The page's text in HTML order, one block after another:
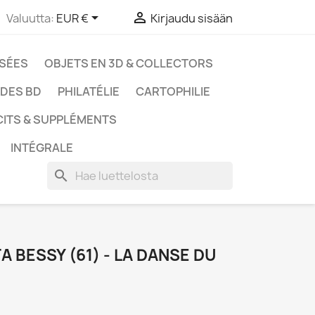
Valuutta: EUR €  Kirjaudu sisään
OBJETS EN 3D & COLLECTORS
BD PHILATÉLIE
CARTOPHILIE
& SUPPLÉMENTS
INTÉGRALE
search
BESSY (61) - LA DANSE DU